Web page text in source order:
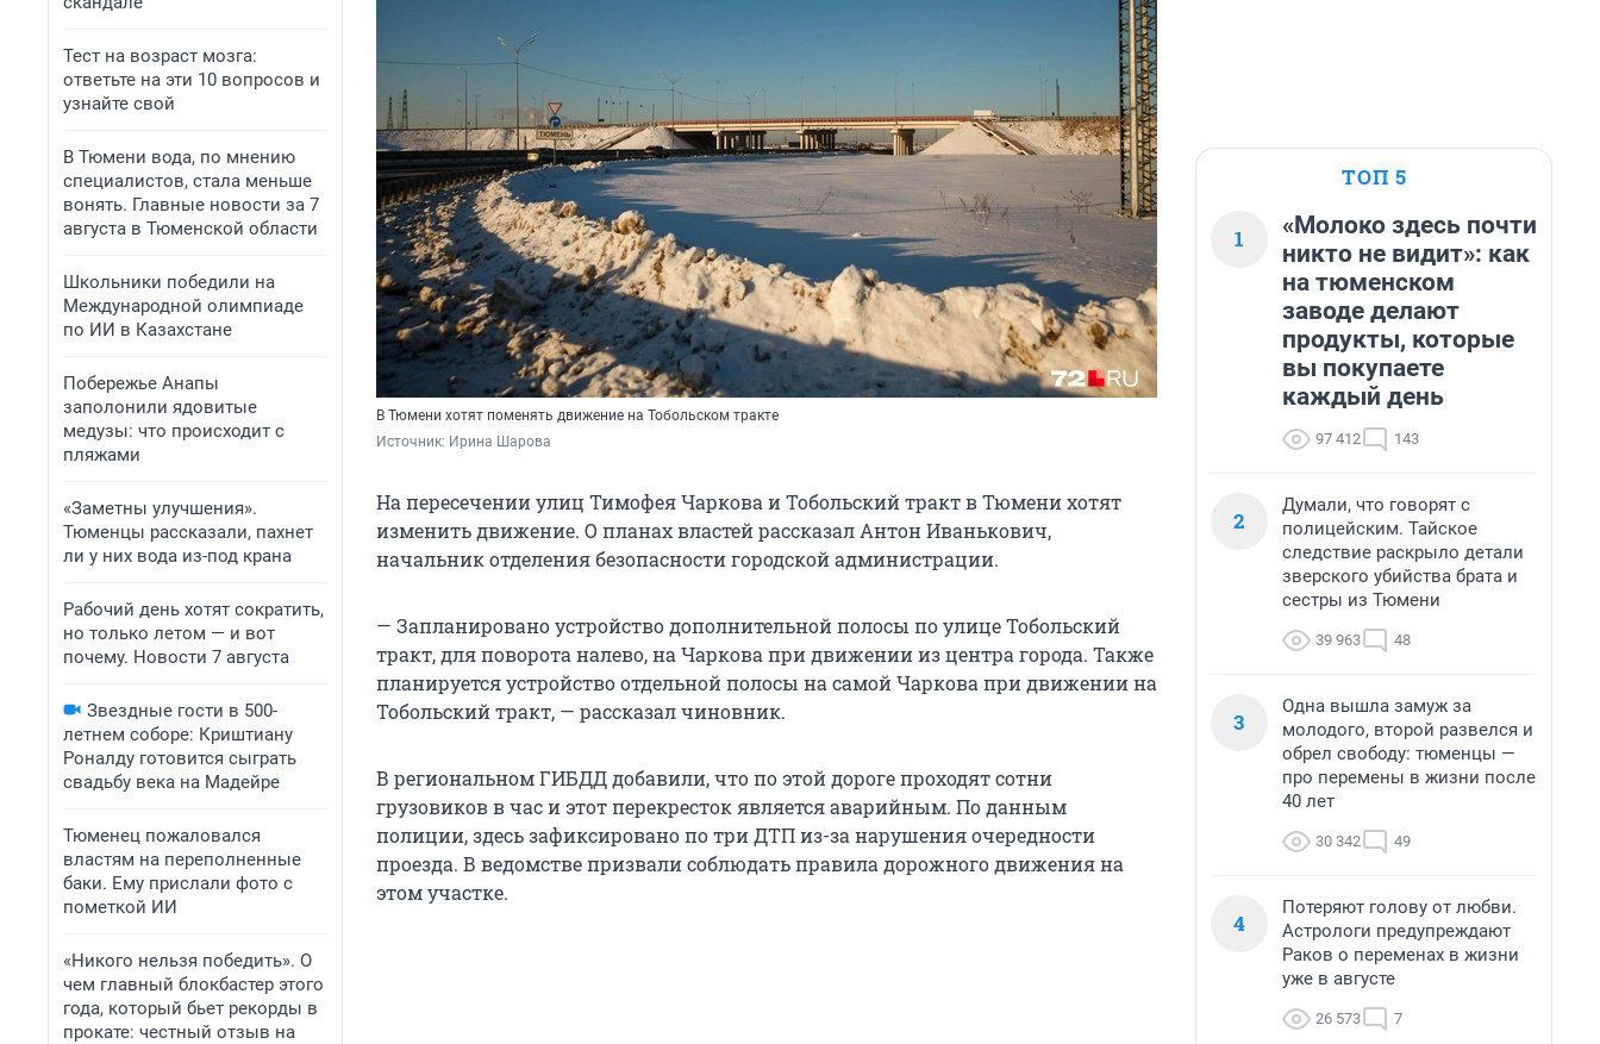
Тест на возраст мозга:
ответьте на эти 10 вопросов и
узнайте свой
В Тюмени вода, по мнению
специалистов, стала меньше
вонять. Главные новости за 7
августа в Тюменской области
Школьники победили на
Международной олимпиаде
по ИИ в Казахстане
Побережье Анапы
заполонили ядовитые
медузы: что происходит с
пляжами
«Заметны улучшения».
Тюменцы рассказали, пахнет
ли у них вода из-под крана
Рабочий день хотят сократить,
но только летом — и вот
почему. Новости 7 августа
Звездные гости в 500-
летнем соборе: Криштиану
Роналду готовится сыграть
свадьбу века на Мадейре
Тюменец пожаловался
властям на переполненные
баки. Ему прислали фото с
пометкой ИИ
«Никого нельзя победить». О
чем главный блокбастер этого
года, который бьет рекорды в
прокате: честный отзыв на
В Тюмени хотят поменять движение на Тобольском тракте
Источник: Ирина Шарова
На пересечении улиц Тимофея Чаркова и Тобольский тракт в Тюмени хотят
изменить движение. О планах властей рассказал Антон Иванькович,
начальник отделения безопасности городской администрации.
— Запланировано устройство дополнительной полосы по улице Тобольский
тракт, для поворота налево, на Чаркова при движении из центра города. Также
планируется устройство отдельной полосы на самой Чаркова при движении на
Тобольский тракт, — рассказал чиновник.
В региональном ГИБДД добавили, что по этой дороге проходят сотни
грузовиков в час и этот перекресток является аварийным. По данным
полиции, здесь зафиксировано по три ДТП из-за нарушения очередности
проезда. В ведомстве призвали соблюдать правила дорожного движения на
этом участке.
ТОП 5
1
«Молоко здесь почти
никто не видит»: как
на тюменском
заводе делают
продукты, которые
вы покупаете
каждый день
97 412 143
2
Думали, что говорят с
полицейским. Тайское
следствие раскрыло детали
зверского убийства брата и
сестры из Тюмени
39 963 48
3
Одна вышла замуж за
молодого, второй развелся и
обрел свободу: тюменцы —
про перемены в жизни после
40 лет
30 342 49
4
Потеряют голову от любви.
Астрологи предупреждают
Раков о переменах в жизни
уже в августе
26 573 7